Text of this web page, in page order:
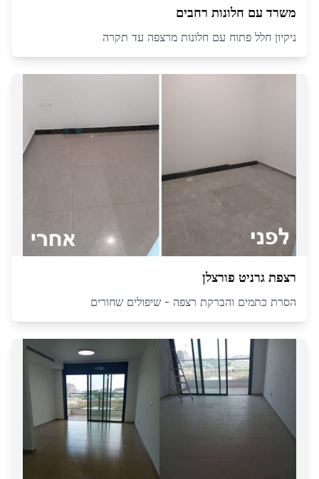
משרד עם חלונות רחבים
ניקיון חלל פתוח עם חלונות מרצפה עד תקרה
רצפת גרניט פורצלן
הסרת כתמים והברקת רצפה - שיפולים שחורים